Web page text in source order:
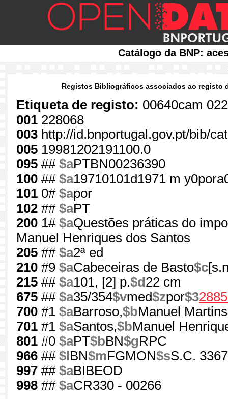
Catálogo da BNP:
Registos Bibliográficos associados ao registo
Etiqueta de registo: 00640cam
001 228068
003 http://id.bnportugal.gov.pt/bib/
005 19981202191100.0
095 ## $aPTBN00236390
100 ## $a19710101d1971 m
101 0# $apor
102 ## $aPT
200 1# $aQuestões práticas do
Manuel Henriques dos Santos
205 ## $a2ª ed
210 #9 $aCabeceiras de Basto$c
215 ## $a101, [2] p.$d 22 cm
675 ## $a35/354$vmed$zpor$3
700 #1 $aBarroso,$bManuel Martins
701 #1 $aSantos,$bManuel
801 #0 $aPT$bBN$gRPC
966 ## $l BN$mFGMON$sS.C.
997 ## $aBIBEOD
998 ## $aCR330 - 00266